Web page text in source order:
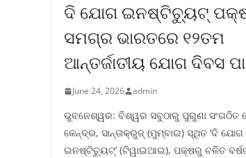
ଦି ଯୋଗ ଇନଷ୍ଟିଚ୍ୟୁଟ୍
ସମଗ୍ର ଭାରତରେ ୧୨ତମ
ଆନ୍ତର୍ଜାତୀୟ ଯୋଗ ଦିବସ
June 24, 2026 admin
ଭୁବନେଶ୍ୱର: ବିଶ୍ୱର ସବୁଠାରୁ ପୁରୁଣା ସଂଗଠିତ
କେନ୍ଦ୍ର, ସାନ୍ତାକ୍ରୁଜ୍ (ମୁମ୍ବାଇ) ସ୍ଥିତ ‘ଦି ଯୋଗ
ଇନଷ୍ଟିଚ୍ୟୁଟ୍‌’ (ଟିୱାଇଆଇ), ପକ୍ଷରୁ ଚଳିତ